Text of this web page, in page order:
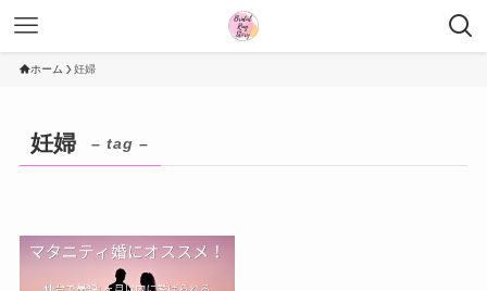
ホーム 妊婦
妊婦 – tag –